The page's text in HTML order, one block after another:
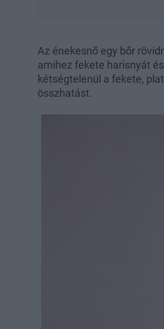
Az énekesnő egy bőr
amihez fekete harisnyát
kétségtelenül a fekete,
összhatást.